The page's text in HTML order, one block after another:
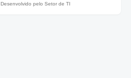
Desenvolvido pelo Setor de TI